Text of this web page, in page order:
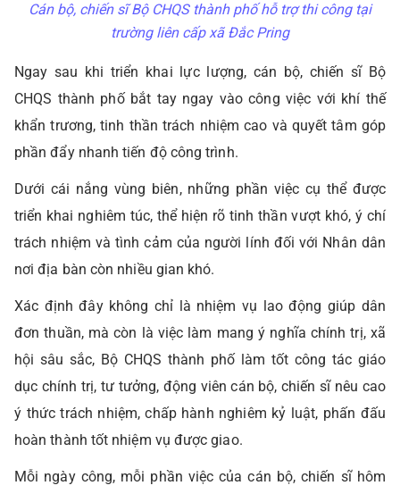
Cán bộ, chiến sĩ Bộ CHQS thành phố hỗ trợ thi công tại
trường liên cấp xã Đắc Pring
Ngay sau khi triển khai lực lượng, cán bộ, chiến sĩ Bộ
CHQS thành phố bắt tay ngay vào công việc với khí thế
khẩn trương, tinh thần trách nhiệm cao và quyết tâm góp
phần đẩy nhanh tiến độ công trình.
Dưới cái nắng vùng biên, những phần việc cụ thể được
triển khai nghiêm túc, thể hiện rõ tinh thần vượt khó, ý chí
trách nhiệm và tình cảm của người lính đối với Nhân dân
nơi địa bàn còn nhiều gian khó.
Xác định đây không chỉ là nhiệm vụ lao động giúp dân
đơn thuần, mà còn là việc làm mang ý nghĩa chính trị, xã
hội sâu sắc, Bộ CHQS thành phố làm tốt công tác giáo
dục chính trị, tư tưởng, động viên cán bộ, chiến sĩ nêu cao
ý thức trách nhiệm, chấp hành nghiêm kỷ luật, phấn đấu
hoàn thành tốt nhiệm vụ được giao.
Mỗi ngày công, mỗi phần việc của cán bộ, chiến sĩ hôm